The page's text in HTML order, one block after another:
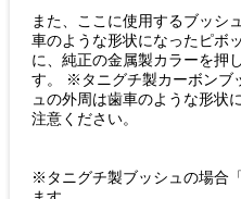
また、ここに使用するブッシ
車のような形状になったピボ
に、純正の金属製カラーを押
す。 ※タニグチ製カーボンブ
ュの外周は歯車のような形状
注意ください。
※タニグチ製ブッシュの場合